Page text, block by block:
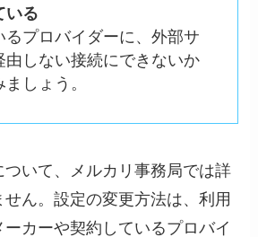
いる
るプロバイダーに、外部サ
由しない接続にできないか
しょう。
ついて、メルカリ事務局では詳
せん。設定の変更方法は、利用
ーカーや契約しているプロバイ